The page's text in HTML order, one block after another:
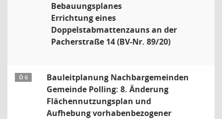
Bebauungsplanes
Errichtung eines
Doppelstabmattenzauns an der
Pacherstraße 14 (BV-Nr. 89/20)
Ö 6
Bauleitplanung Nachbargemeinden
Gemeinde Polling: 8. Änderung
Flächennutzungsplan und
Aufhebung vorhabenbezogener